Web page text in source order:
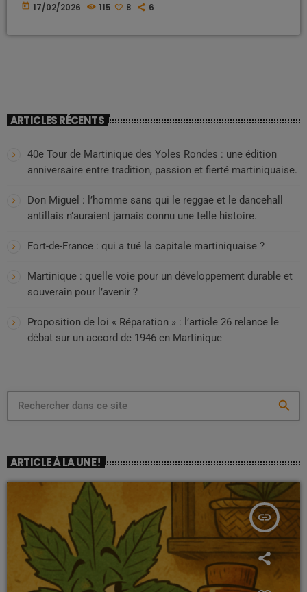
subventions ? Pression sociale ? Dépendance structurelle ? Pendant
today 17/02/2026 115 8 6
ARTICLES RÉCENTS
40e Tour de Martinique des Yoles Rondes : une édition
anniversaire entre tradition, passion et fierté martiniquaise.
Don Miguel : l’homme sans qui le reggae et le dancehall
antillais n’auraient jamais connu une telle histoire.
Fort-de-France : qui a tué la capitale martiniquaise ?
Martinique : quelle voie pour un développement durable et
souverain pour l’avenir ?
Proposition de loi « Réparation » : l’article 26 relance le
débat sur un accord de 1946 en Martinique
search
ARTICLE À LA UNE !
insert_link